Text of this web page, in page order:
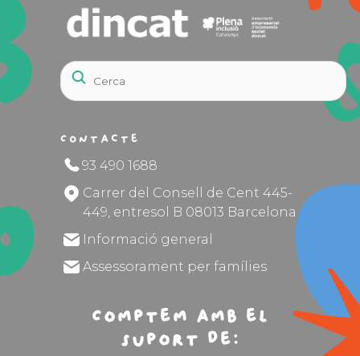
Contacte
93 490 1688
Carrer del Consell de Cent 445-
449, entresol B 08013 Barcelona
Informació general
Assessorament per famílies
Comptem amb el
suport de: